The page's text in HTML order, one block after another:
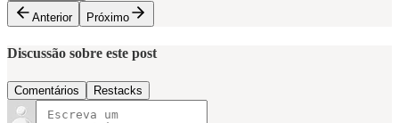
Anterior
Próximo
Discussão sobre este post
Comentários Restacks